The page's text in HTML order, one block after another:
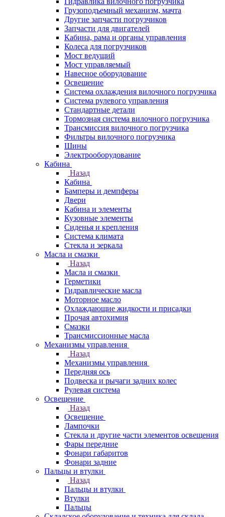
Грузоподъемный механизм, мачта
Другие запчасти погрузчиков
Запчасти для двигателей
Кабина, рама и органы управления
Колеса для погрузчиков
Мост ведущий
Мост управляемый
Навесное оборудование
Освещение
Система охлаждения вилочного погрузчика
Система рулевого управления
Стандартные детали
Тормозная система вилочного погрузчика
Трансмиссия вилочного погрузчика
Фильтры вилочного погрузчика
Шины
Электрооборудование
Кабина
Назад
Кабина
Бамперы и демпферы
Двери
Кабина и элементы
Кузовные элементы
Сиденья и крепления
Система климата
Стекла и зеркала
Масла и смазки
Назад
Масла и смазки
Герметики
Гидравлические масла
Моторное масло
Охлаждающие жидкости и присадки
Прочая автохимия
Смазки
Трансмиссионные масла
Механизмы управления
Назад
Механизмы управления
Передняя ось
Подвеска и рычаги задних колес
Рулевая система
Освещение
Назад
Освещение
Лампочки
Стекла и другие части элементов освещения
Фары передние
Фонари габаритов
Фонари задние
Пальцы и втулки
Назад
Пальцы и втулки
Втулки
Пальцы